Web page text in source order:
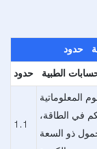
الطبية حدود
1.1
المعلوماتية
في الطاقة،
ذو السعة